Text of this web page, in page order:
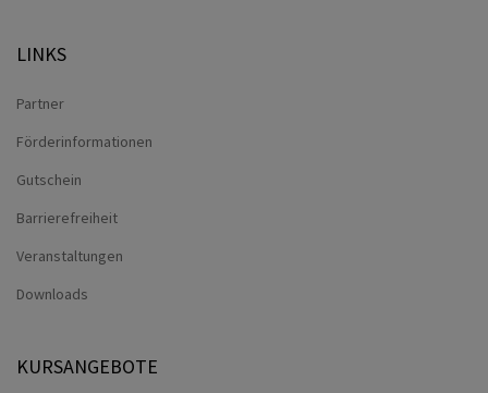
LINKS
Partner
Förderinformationen
Gutschein
Barrierefreiheit
Veranstaltungen
Downloads
KURSANGEBOTE